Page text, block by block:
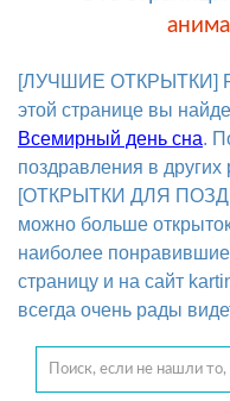
[ЛУЧШИЕ ОТКРЫТКИ]
этой странице вы
Всемирный день сна.
поздравления в других
[ОТКРЫТКИ ДЛЯ
можно больше
наиболее
страницу и на сайт
всегда очень рады